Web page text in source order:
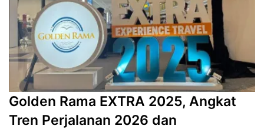
Golden Rama EXTRA 2025, Angkat
Tren Perjalanan 2026 dan